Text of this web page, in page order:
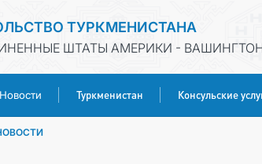
ТУРКМЕНИСТАНА
ШТАТЫ АМЕРИКИ -
Новости Туркменистан Консульские